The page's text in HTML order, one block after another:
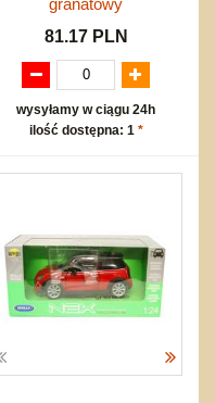
81.17 PLN
wysyłamy w ciągu 24h
ilość dostępna: 1 *